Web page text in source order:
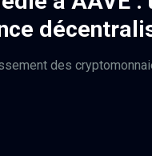
des